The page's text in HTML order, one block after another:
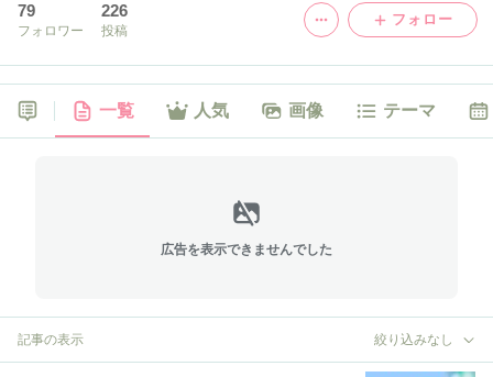
79
フォロワー
226
投稿
フォロー
一覧 人気 画像 テーマ
広告を表示できませんでした
記事の表示 絞り込みなし